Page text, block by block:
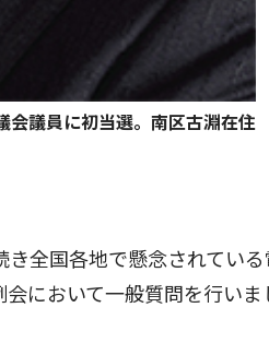
会議員に初当選。南区古淵在住
全国各地で懸念されている
において一般質問を行いま